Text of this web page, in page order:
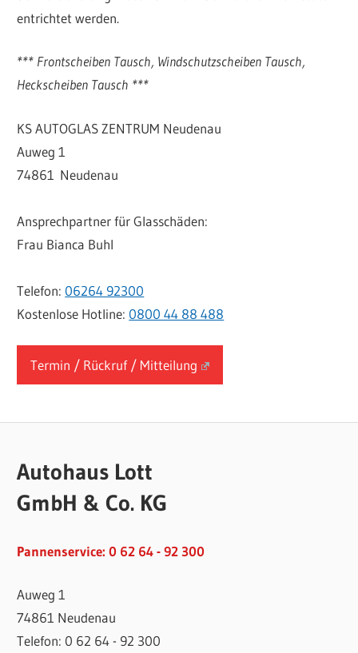
entrichtet werden.
*** Frontscheiben Tausch, Windschutzscheiben Tausch,
Heckscheiben Tausch ***
KS AUTOGLAS ZENTRUM Neudenau
Auweg 1
74861 Neudenau
Ansprechpartner für Glasschäden:
Frau Bianca Buhl
Telefon: 06264 92300
Kostenlose Hotline: 0800 44 88 488
Termin / Rückruf / Mitteilung
Autohaus Lott
GmbH & Co. KG
Pannenservice: 0 62 64 - 92 300
Auweg 1
74861 Neudenau
Telefon: 0 62 64 - 92 300